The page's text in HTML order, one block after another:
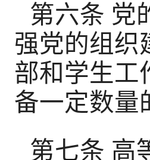
第六条 党
强党的组织
部和学生工
备一定数量
第七条 高